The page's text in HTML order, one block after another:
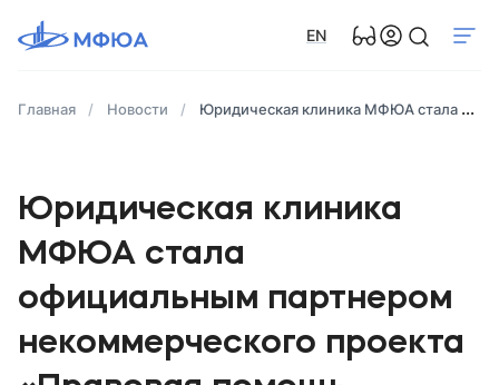
EN
Главная Новости Юридическая клиника МФЮА стала официальным партнером некоммерческого проекта «Правовая помощь СВОим»
Юридическая клиника
МФЮА стала
официальным партнером
некоммерческого проекта